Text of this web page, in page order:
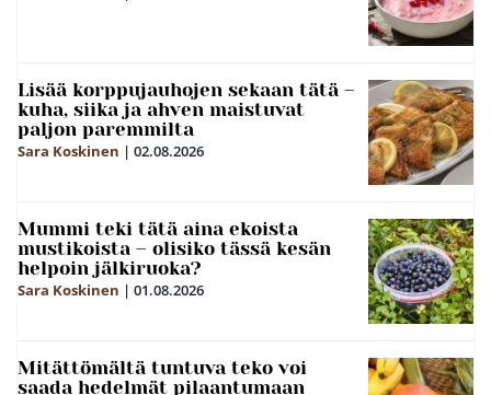
Lisää korppujauhojen sekaan tätä –
kuha, siika ja ahven maistuvat
paljon paremmilta
Sara Koskinen | 02.08.2026
Mummi teki tätä aina ekoista
mustikoista – olisiko tässä kesän
helpoin jälkiruoka?
Sara Koskinen | 01.08.2026
Mitättömältä tuntuva teko voi
saada hedelmät pilaantumaan